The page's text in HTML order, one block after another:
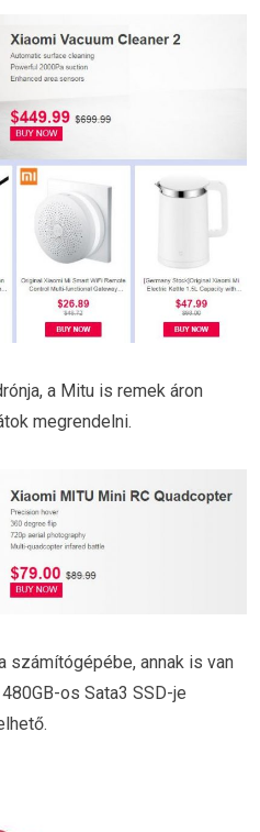
a Mitu is remek áron
megrendelni.
annak is van
os Sata3 SSD-je